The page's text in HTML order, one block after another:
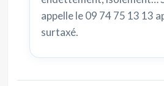
appelle le 09 74 75 13 13
surtaxé.